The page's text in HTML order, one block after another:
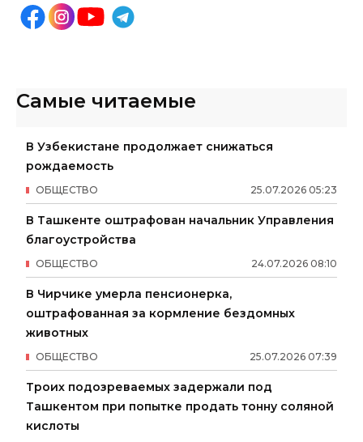
Самые читаемые
В Узбекистане продолжает снижаться
рождаемость
25.07.2026 05:23
ОБЩЕСТВО
В Ташкенте оштрафован начальник Управления
благоустройства
24.07.2026 08:10
ОБЩЕСТВО
В Чирчике умерла пенсионерка,
оштрафованная за кормление бездомных
животных
25.07.2026 07:39
ОБЩЕСТВО
Троих подозреваемых задержали под
Ташкентом при попытке продать тонну соляной
кислоты